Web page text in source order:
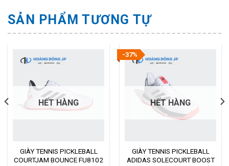
SẢN PHẨM TƯƠNG TỰ
HẾT HÀNG
GIÀY TENNIS PICKLEBALL
COURTJAM BOUNCE FU8102
-37%
HẾT HÀNG
GIÀY TENNIS PICKLEBALL
ADIDAS SOLECOURT BOOST